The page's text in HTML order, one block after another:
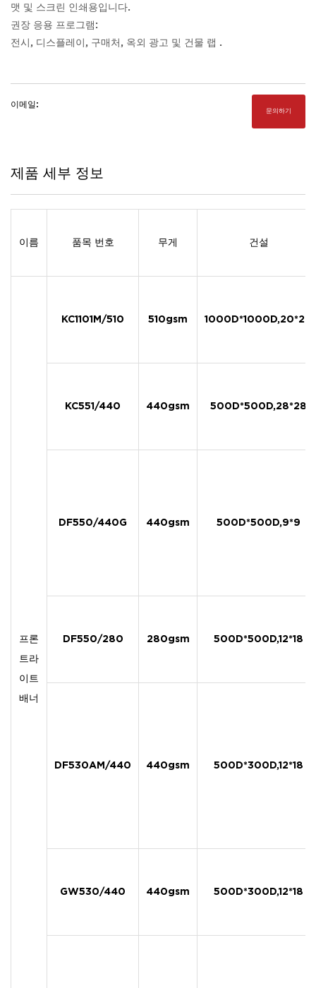
맷 및 스크린 인쇄용입니다.
권장 응용 프로그램:
전시, 디스플레이, 구매처, 옥외 광고 및 건물 랩 .
이메일:
문의하기
제품 세부 정보
이름 품목 번호 무게 건설
프론
트라
이트
배너
KC1101M/510 510gsm 1000D*1000D,20*20
KC551/440 440gsm 500D*500D,28*28
DF550/440G 440gsm 500D*500D,9*9
DF550/280 280gsm 500D*500D,12*18
DF530AM/440 440gsm 500D*300D,12*18
GW530/440 440gsm 500D*300D,12*18